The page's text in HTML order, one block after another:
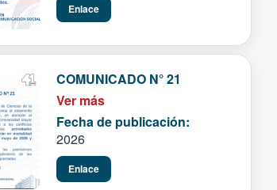
Enlace
COMUNICADO N° 21
Ver más
Fecha de publicación:
2026
Enlace